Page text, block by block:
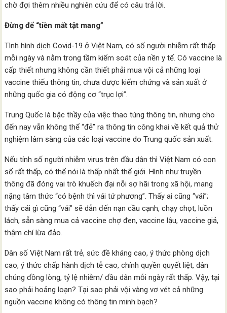
chờ đợi thêm nhiều nghiên cứu để có câu trả lời.
Đừng để “tiền mất tật mang”
Tình hình dịch Covid-19 ở Việt Nam, có số người nhiễm rất thấp
mỗi ngày và nằm trong tầm kiểm soát của nền y tế. Có vaccine là
cấp thiết nhưng không cần thiết phải mua vội cả những loại
vaccine thiếu thông tin, chưa được kiểm chứng và sản xuất ở
những quốc gia có động cơ “trục lợi”.
Trung Quốc là bậc thầy của việc thao túng thông tin, nhưng cho
đến nay vẫn không thể “đẻ” ra thông tin công khai về kết quả thử
nghiệm lâm sàng của các loại vaccine do Trung quốc sản xuất.
Nếu tính số người nhiễm virus trên đầu dân thì Việt Nam có con
số rất thấp, có thể nói là thấp nhất thế giới. Hình như truyền
thông đã đóng vai trò khuếch đại nỗi sợ hãi trong xã hội, mang
nặng tâm thức “có bệnh thì vái tứ phương”. Thấy ai cũng “vái”;
thấy cái gì cũng “vái” sẽ dẫn đến nạn cầu cạnh, chạy chọt, luồn
lách, sẵn sàng mua cả vaccine chợ đen, vaccine lậu, vaccine giả,
thậm chí lừa đảo.
Dân số Việt Nam rất trẻ, sức đề kháng cao, ý thức phòng dịch
cao, ý thức chấp hành dịch tễ cao, chính quyền quyết liệt, dân
chúng đồng lòng, tỷ lệ nhiễm/ đầu dân mỗi ngày rất thấp. Vậy, tại
sao phải hoảng loạn? Tại sao phải vội vàng vơ vét cả những
nguồn vaccine không có thông tin minh bạch?